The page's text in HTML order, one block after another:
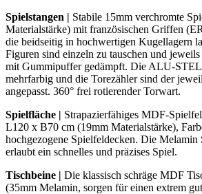
Spielstangen | Stabile 15mm verchromte
Materialstärke) mit französischen Griffen
die beidseitig in hochwertigen Kugellagern
Figuren sind einzeln zu tauschen und
mit Gummipuffer gedämpft. Die ALU-
mehrfarbig und die Torezähler sind der
angepasst. 360° frei rotierender Torwart.
Spielfläche | Strapazierfähiges MDF-
L120 x B70 cm (19mm Materialstärke),
hochgezogene Spielfeldecken. Die
erlaubt ein schnelles und präzises Spiel.
Tischbeine | Die klassisch schräge MDF
(35mm Melamin, sorgen für einen extrem